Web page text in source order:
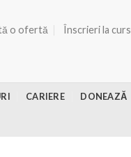
o ofertă Înscrieri la curs
CARIERE DONEAZĂ